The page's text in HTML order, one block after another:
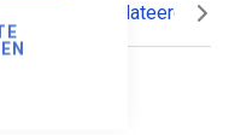
Gerelateerde